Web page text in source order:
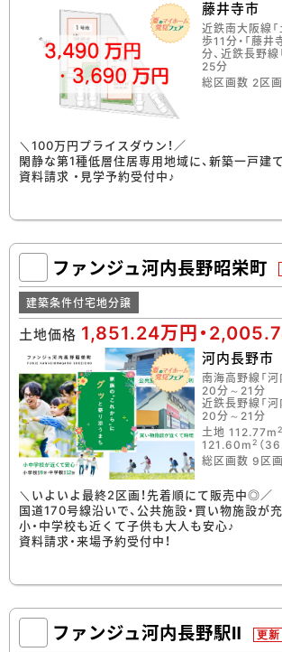
藤井寺市
近鉄南大阪線
歩11分・「藤
分、近鉄長野線
25分
総区画数 2区画
＼100万円プライスダウン！／
閑静な第1種低層住居専用地域に、新築一戸建て
資料請求 ・見学予約受付中♪
ファンジュ河内長野昭栄町
建築条件付宅地分譲
土地価格 1,851.24万円・
河内長野市
南海高野線「
20分～21分
近鉄長野線「
20分～21分
土地 112.77m2
121.60m2 （
総区画数 9区画
＼いよいよ最終2区画！先着順にて販売中◎／
国道170号線沿いで、公共施設・買い物施設が充
小・中学校も近くて子供も大人も安心♪
資料請求・来場予約受付中！
ファンジュ河内長野駅Ⅱ 更新